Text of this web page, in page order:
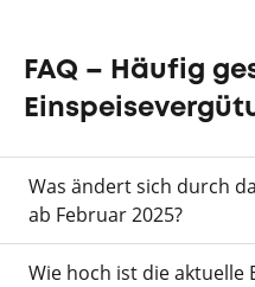
FAQ – Häufig
Was ändert sich durch
ab Februar 2025?
Wie hoch ist die aktuelle